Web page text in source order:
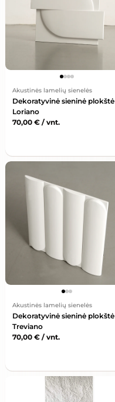
Akustinės lamelių sienelės
Dekoratyvinė sieninė plokštė
Loriano
70,00 € / vnt.
Akustinės lamelių sienelės
Dekoratyvinė sieninė plokštė
Treviano
70,00 € / vnt.